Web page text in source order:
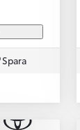
Spara